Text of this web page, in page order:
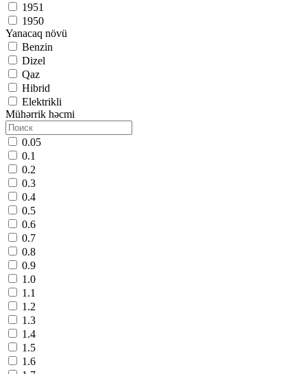
1951
1950
Yanacaq növü
Benzin
Dizel
Qaz
Hibrid
Elektrikli
Mühərrik həcmi
0.05
0.1
0.2
0.3
0.4
0.5
0.6
0.7
0.8
0.9
1.0
1.1
1.2
1.3
1.4
1.5
1.6